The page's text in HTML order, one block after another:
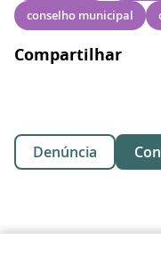
conselho municipal
Compartilhar
Denúncia